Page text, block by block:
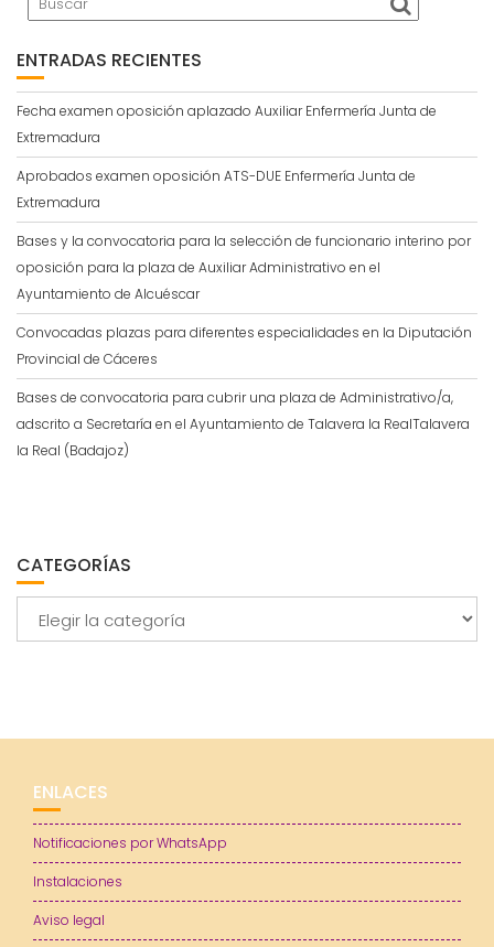
ENTRADAS RECIENTES
Fecha examen oposición aplazado Auxiliar Enfermería Junta de
Extremadura
Aprobados examen oposición ATS-DUE Enfermería Junta de
Extremadura
Bases y la convocatoria para la selección de funcionario interino por
oposición para la plaza de Auxiliar Administrativo en el
Ayuntamiento de Alcuéscar
Convocadas plazas para diferentes especialidades en la Diputación
Provincial de Cáceres
Bases de convocatoria para cubrir una plaza de Administrativo/a,
adscrito a Secretaría en el Ayuntamiento de Talavera la RealTalavera
la Real (Badajoz)
CATEGORÍAS
ENLACES
Notificaciones por WhatsApp
Instalaciones
Aviso legal